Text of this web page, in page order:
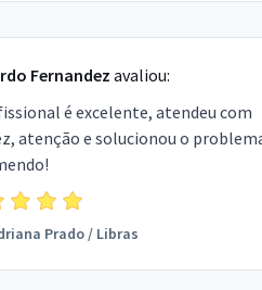
Fernandez avaliou:
é excelente, atendeu com
atenção e solucionou o
Prado/ Libras